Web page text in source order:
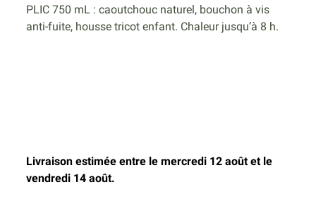
PLIC 750 mL : caoutchouc naturel, bouchon à vis
anti-fuite, housse tricot enfant. Chaleur jusqu’à 8 h.
Livraison estimée entre le mercredi 12 août et le
vendredi 14 août.